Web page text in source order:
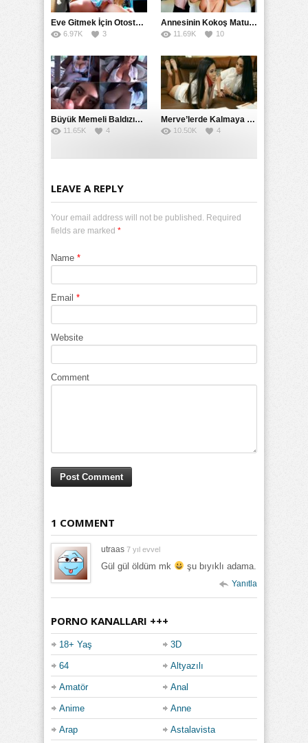
Eve Gitmek İçin Otostop Çeken Üniversiteli Bedelini Ödedi
6.97K 3
Annesinin Kokoş Mature Arkadaşı Tarafından Saksoya Uğradı
11.69K 10
Büyük Memeli Baldızının Takipçilerinin Çoğalması İçin Yardım Etti
11.65K 4
Merve’lerde Kalmaya Gelen Liseli Kız Fanteziyi Dibine Verdirdi
10.50K 4
LEAVE A REPLY
Your email address will not be published. Required
fields are marked *
Name *
Email *
Website
Comment
1 COMMENT
utraas 7 yıl evvel
Gül gül öldüm mk şu bıyıklı adama.
Yanıtla
PORNO KANALLARI +++
18+ Yaş 3D
64 Altyazılı
Amatör Anal
Anime Anne
Arap Astalavista